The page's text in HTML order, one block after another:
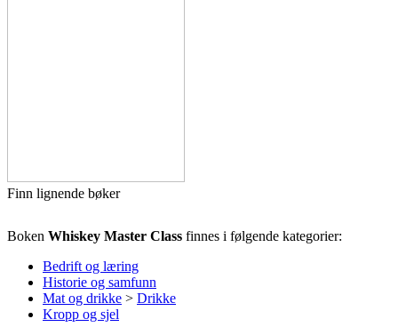
Finn lignende bøker
Boken Whiskey Master Class finnes i følgende kategorier:
Bedrift og læring
Historie og samfunn
Mat og drikke > Drikke
Kropp og sjel